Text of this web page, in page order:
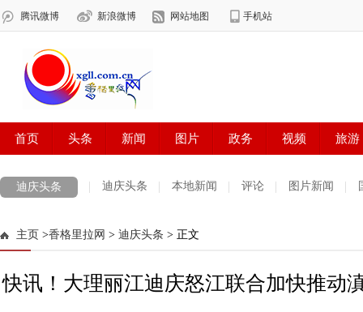
迪庆头条 迪庆头条 本地新闻 评论 图片新闻
主页 >香格里拉网 > 迪庆头条 > 正文
快讯！大理丽江迪庆怒江联合加快推动